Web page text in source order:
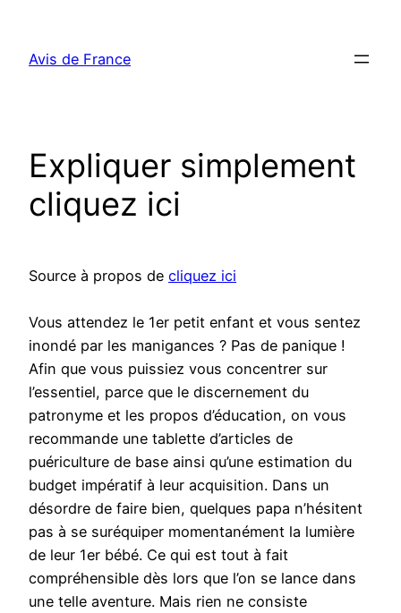
contenu
Avis de France
Expliquer simplement
cliquez ici
Source à propos de cliquez ici
Vous attendez le 1er petit enfant et vous sentez
inondé par les manigances ? Pas de panique !
Afin que vous puissiez vous concentrer sur
l’essentiel, parce que le discernement du
patronyme et les propos d’éducation, on vous
recommande une tablette d’articles de
puériculture de base ainsi qu’une estimation du
budget impératif à leur acquisition. Dans un
désordre de faire bien, quelques papa n’hésitent
pas à se suréquiper momentanément la lumière
de leur 1er bébé. Ce qui est tout à fait
compréhensible dès lors que l’on se lance dans
une telle aventure. Mais rien ne consiste